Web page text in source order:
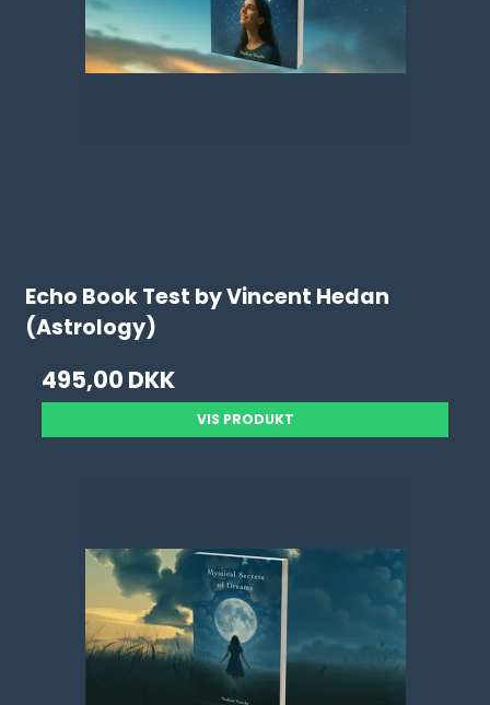
Echo Book Test by Vincent Hedan
(Astrology)
495,00 DKK
VIS PRODUKT